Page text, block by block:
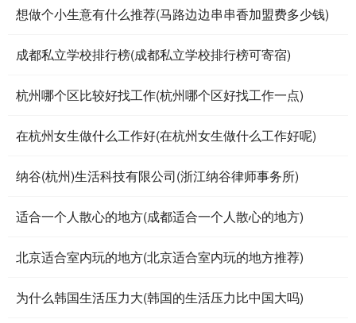
想做个小生意有什么推荐(马路边边串串香加盟费多少钱)
成都私立学校排行榜(成都私立学校排行榜可寄宿)
杭州哪个区比较好找工作(杭州哪个区好找工作一点)
在杭州女生做什么工作好(在杭州女生做什么工作好呢)
纳谷(杭州)生活科技有限公司(浙江纳谷律师事务所)
适合一个人散心的地方(成都适合一个人散心的地方)
北京适合室内玩的地方(北京适合室内玩的地方推荐)
为什么韩国生活压力大(韩国的生活压力比中国大吗)